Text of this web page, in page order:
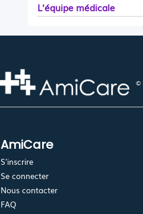
L'équipe médicale
©
AmiCare
S'inscrire
Se connecter
Nous contacter
FAQ